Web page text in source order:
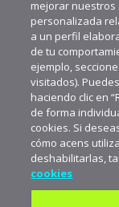
mejorar nuestros
personalizada
a un perfil
de tu
ejemplo,
visitados).
haciendo clic en
de forma
cookies. Si
cómo acens
deshabilitarlas,
cookies